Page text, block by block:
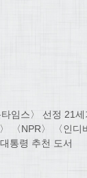
임스〉 선정 21세
〈NPR〉 〈인디
통령 추천 도서